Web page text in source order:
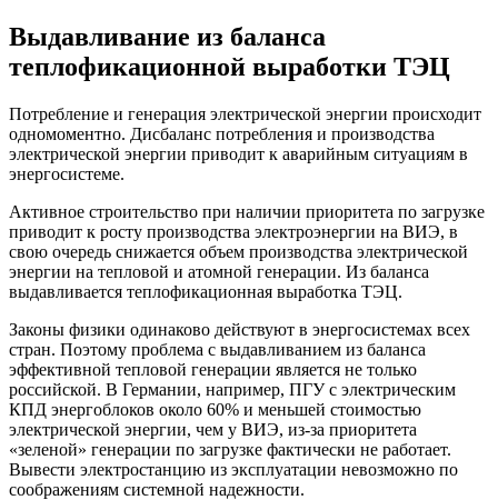
Выдавливание из баланса
теплофикационной выработки ТЭЦ
Потребление и генерация электрической энергии происходит
одномоментно. Дисбаланс потребления и производства
электрической энергии приводит к аварийным ситуациям в
энергосистеме.
Активное строительство при наличии приоритета по загрузке
приводит к росту производства электроэнергии на ВИЭ, в
свою очередь снижается объем производства электрической
энергии на тепловой и атомной генерации. Из баланса
выдавливается теплофикационная выработка ТЭЦ.
Законы физики одинаково действуют в энергосистемах всех
стран. Поэтому проблема с выдавливанием из баланса
эффективной тепловой генерации является не только
российской. В Германии, например, ПГУ с электрическим
КПД энергоблоков около 60% и меньшей стоимостью
электрической энергии, чем у ВИЭ, из-за приоритета
«зеленой» генерации по загрузке фактически не работает.
Вывести электростанцию из эксплуатации невозможно по
соображениям системной надежности.